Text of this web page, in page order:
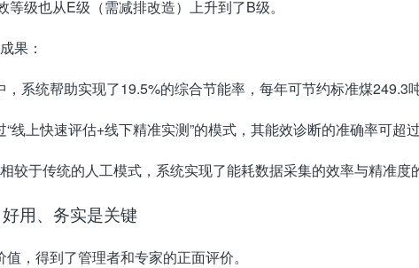
等级也从E级（需减排改造）上升到了B级。
果 ：
，系统帮助实现了19.5%的综合节能率 ，每年可节约标准煤249.3
“线上快速评估+线下精准实测”的模式，其能效诊断的准确率可超过
相较于传统的人工模式，系统实现了能耗数据采集的效率与精准度
用、务实是关键
，得到了管理者和专家的正面评价。